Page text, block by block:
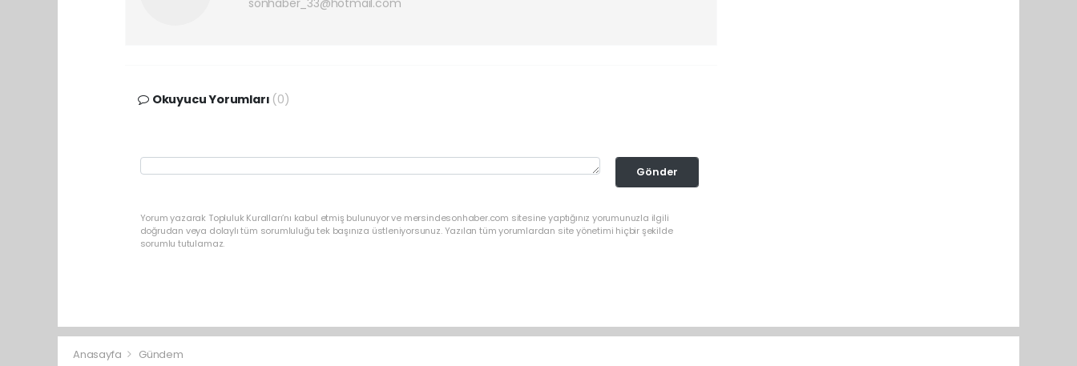
Okuyucu Yorumları (0)
Gönder
Yorum yazarak Topluluk Kuralları’nı kabul etmiş bulunuyor ve mersindesonhaber.com sitesine yaptığınız yorumunuzla ilgili
doğrudan veya dolaylı tüm sorumluluğu tek başınıza üstleniyorsunuz. Yazılan tüm yorumlardan site yönetimi hiçbir şekilde
sorumlu tutulamaz.
Anasayfa Gündem